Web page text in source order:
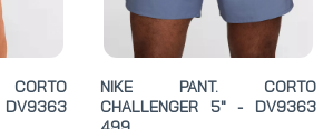
DV9363
NIKE PANT. CORTO
CHALLENGER 5" - DV9363